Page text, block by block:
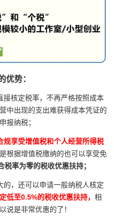
优势：
接核定税率，不再严格按照成本
中出现的支出难获得成本凭证的
报纳税；
规享受增值税和个人经营所得税
根据增值税缴纳的也可以享受免
率为零的税收优惠扶持；
，还可以申请一般纳税人核定
低至0.5%的税收优惠扶持， 相
说是非常优惠的了！